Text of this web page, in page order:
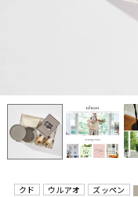
クド ウルアオ ズッペン